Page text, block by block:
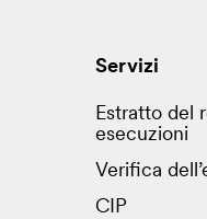
Servizi
Estratto del
esecuzioni
Verifica
CIP